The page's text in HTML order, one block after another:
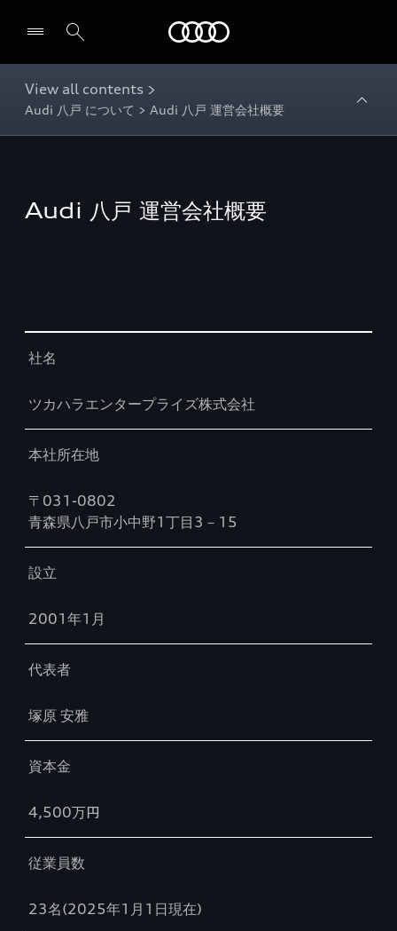
View all contents >
Audi 八戸 について > Audi 八戸 運営会社概要
Audi 八戸 運営会社概要
社名
ツカハラエンタープライズ株式会社
本社所在地
〒031-0802
青森県八戸市小中野1丁目3－15
設立
2001年1月
代表者
塚原 安雅
資本金
4,500万円
従業員数
23名(2025年1月1日現在)